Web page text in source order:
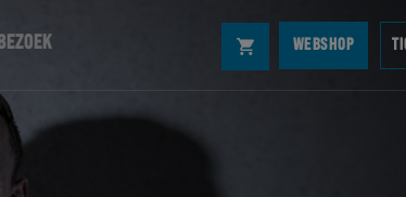
WEBSHOP